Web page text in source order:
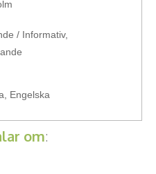
relationer
trender att dra nytta av
som ger
/ Informativ,
Engelska
om: